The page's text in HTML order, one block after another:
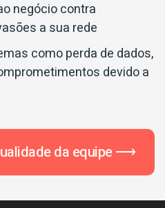
negócio contra
a sua rede
como perda de dados,
devido a
da equipe ⟶